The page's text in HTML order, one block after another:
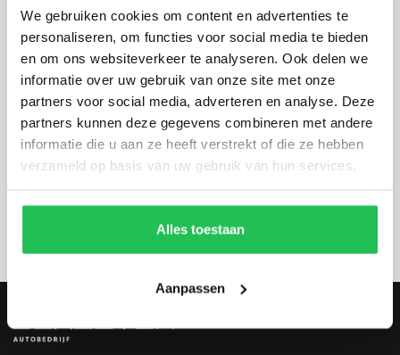
We gebruiken cookies om content en advertenties te
personaliseren, om functies voor social media te bieden
en om ons websiteverkeer te analyseren. Ook delen we
informatie over uw gebruik van onze site met onze
partners voor social media, adverteren en analyse. Deze
partners kunnen deze gegevens combineren met andere
informatie die u aan ze heeft verstrekt of die ze hebben
verzameld op basis van uw gebruik van hun services.
Alles toestaan
Aanpassen
Mercedes-Benz GLE
400d 4M AMG
74.921 km 2023 Automaat Diesel